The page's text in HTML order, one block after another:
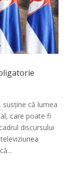
susține că lumea
care poate fi
discursului